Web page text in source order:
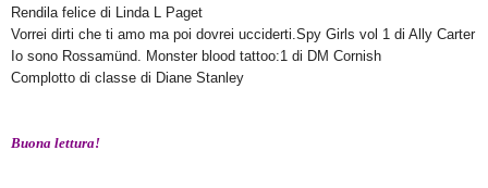
Rendila felice di Linda L Paget
Vorrei dirti che ti amo ma poi dovrei ucciderti.Spy Girls vol 1 di Ally Carter
Io sono Rossamünd. Monster blood tattoo:1 di DM Cornish
Complotto di classe di Diane Stanley
Buona lettura!